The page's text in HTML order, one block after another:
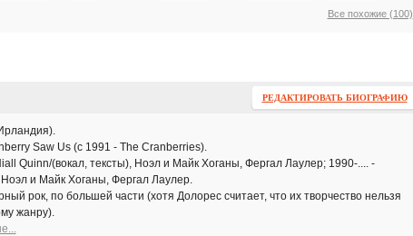
Все похожие (100)
РЕДАКТИРОВАТЬ БИОГРАФИЮ
Saw Us (с 1991 - The Cranberries).
Quinn/(вокал, тексты), Ноэл и Майк Хоганы, Фергал Лаулер; 1990-.... -
и Майк Хоганы, Фергал Лаулер.
рок, по большей части (хотя Долорес считает, что их творчество нельзя
жанру).